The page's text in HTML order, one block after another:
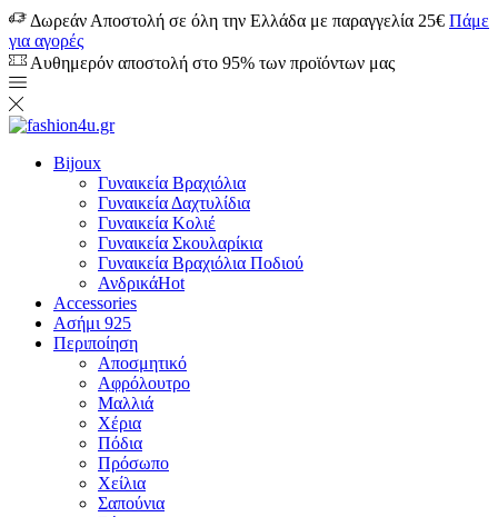
Δωρεάν Αποστολή σε όλη την Ελλάδα με παραγγελία 25€ Πάμε
για αγορές
Αυθημερόν αποστολή στο 95% των προϊόντων μας
Bijoux
Γυναικεία Βραχιόλια
Γυναικεία Δαχτυλίδια
Γυναικεία Κολιέ
Γυναικεία Σκουλαρίκια
Γυναικεία Βραχιόλια Ποδιού
ΑνδρικάHot
Accessories
Ασήμι 925
Περιποίηση
Αποσμητικό
Αφρόλουτρο
Μαλλιά
Χέρια
Πόδια
Πρόσωπο
Χείλια
Σαπούνια